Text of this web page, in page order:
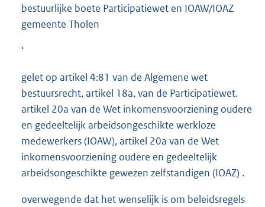
bestuurlijke boete Participatiewet en IOAW/IOAZ
gemeente Tholen
‘
gelet op artikel 4:81 van de Algemene wet
bestuursrecht, artikel 18a, van de Participatiewet.
artikel 20a van de Wet inkomensvoorziening oudere
en gedeeltelijk arbeidsongeschikte werkloze
medewerkers (IOAW), artikel 20a van de Wet
inkomensvoorziening oudere en gedeeltelijk
arbeidsongeschikte gewezen zelfstandigen (IOAZ) .
overwegende dat het wenselijk is om beleidsregels